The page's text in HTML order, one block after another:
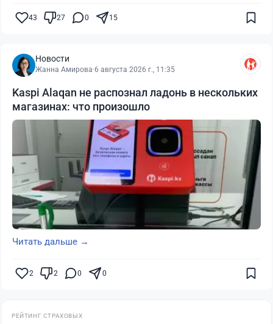
43 27 0 15
Новости
Жанна Амирова·6 августа 2026 г., 11:35
Kaspi Alaqan не распознал ладонь в нескольких
магазинах: что произошло
Читать дальше →
2 2 0 0
РЕЙТИНГ СТРАХОВЫХ